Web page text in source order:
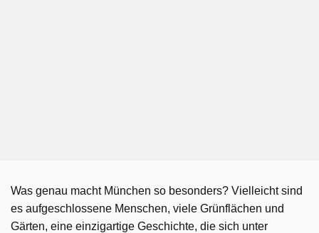
Was genau macht München so besonders? Vielleicht sind
es aufgeschlossene Menschen, viele Grünflächen und
Gärten, eine einzigartige Geschichte, die sich unter